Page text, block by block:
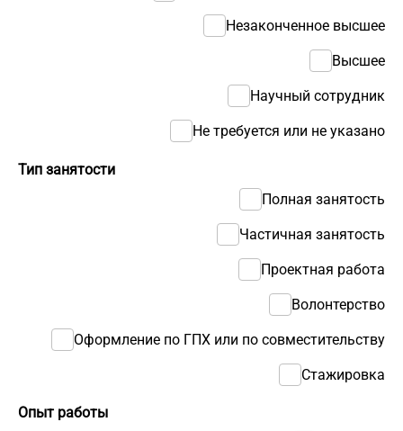
Тип занятости
Полная занятость
Частичная занятость
Проектная работа
Волонтерство
Оформление по ГПХ или по совместительству
Стажировка
Незаконченное высшее
Высшее
Научный сотрудник
Не требуется или не указано
Опыт работы